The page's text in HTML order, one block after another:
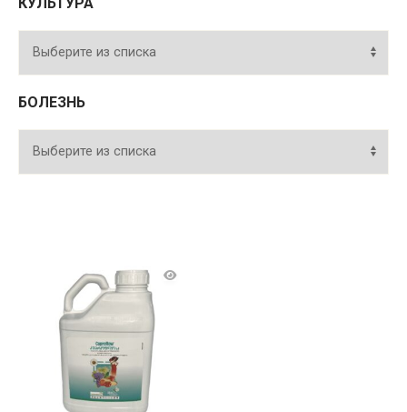
БОЛЕЗНЬ